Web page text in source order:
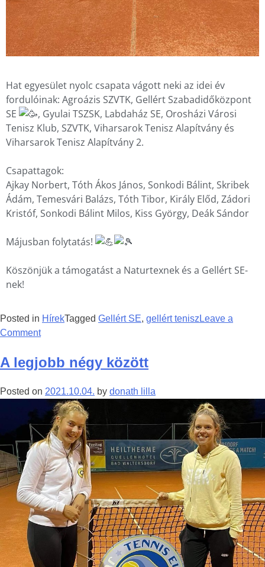
Hat egyesület nyolc csapata vágott neki az idei év
fordulóinak: Agroázis SZVTK, Gellért Szabadidőközpont
SE
, Gyulai TSZSK, Labdaház SE, Orosházi Városi
Tenisz Klub, SZVTK, Viharsarok Tenisz Alapítvány és
Viharsarok Tenisz Alapítvány 2.
Csapattagok:
Ajkay Norbert, Tóth Ákos János, Sonkodi Bálint, Skribek
Ádám, Temesvári Balázs, Tóth Tibor, Király Előd, Zádori
Kristóf, Sonkodi Bálint Milos, Kiss György, Deák Sándor
Májusban folytatás!
Köszönjük a támogatást a Naturtexnek és a Gellért SE-
nek!
Posted in HírekTagged Gellért SE, gellért tenisz Leave a
Comment
A legjobb négy között
Posted on 2021.10.04. by donath lilla